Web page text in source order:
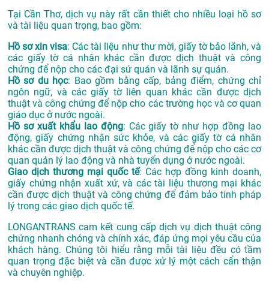
Tại Cần Thơ, dịch vụ này rất cần thiết cho nhiều loại hồ sơ
và tài liệu quan trọng, bao gồm:
Hồ sơ xin visa: Các tài liệu như thư mời, giấy tờ bảo lãnh, và
các giấy tờ cá nhân khác cần được dịch thuật và công
chứng để nộp cho các đại sứ quán và lãnh sự quán.
Hồ sơ du học: Bao gồm bằng cấp, bảng điểm, chứng chỉ
ngôn ngữ, và các giấy tờ liên quan khác cần được dịch
thuật và công chứng để nộp cho các trường học và cơ quan
giáo dục ở nước ngoài.
Hồ sơ xuất khẩu lao động: Các giấy tờ như hợp đồng lao
động, giấy chứng nhận sức khỏe, và các giấy tờ cá nhân
khác cần được dịch thuật và công chứng để nộp cho các cơ
quan quản lý lao động và nhà tuyển dụng ở nước ngoài.
Giao dịch thương mại quốc tế: Các hợp đồng kinh doanh,
giấy chứng nhận xuất xứ, và các tài liệu thương mại khác
cần được dịch thuật và công chứng để đảm bảo tính pháp
lý trong các giao dịch quốc tế.
LONGANTRANS cam kết cung cấp dịch vụ dịch thuật công
chứng nhanh chóng và chính xác, đáp ứng mọi yêu cầu của
khách hàng. Chúng tôi hiểu rằng mỗi tài liệu đều có tầm
quan trọng đặc biệt và cần được xử lý một cách cẩn thận
và chuyên nghiệp.